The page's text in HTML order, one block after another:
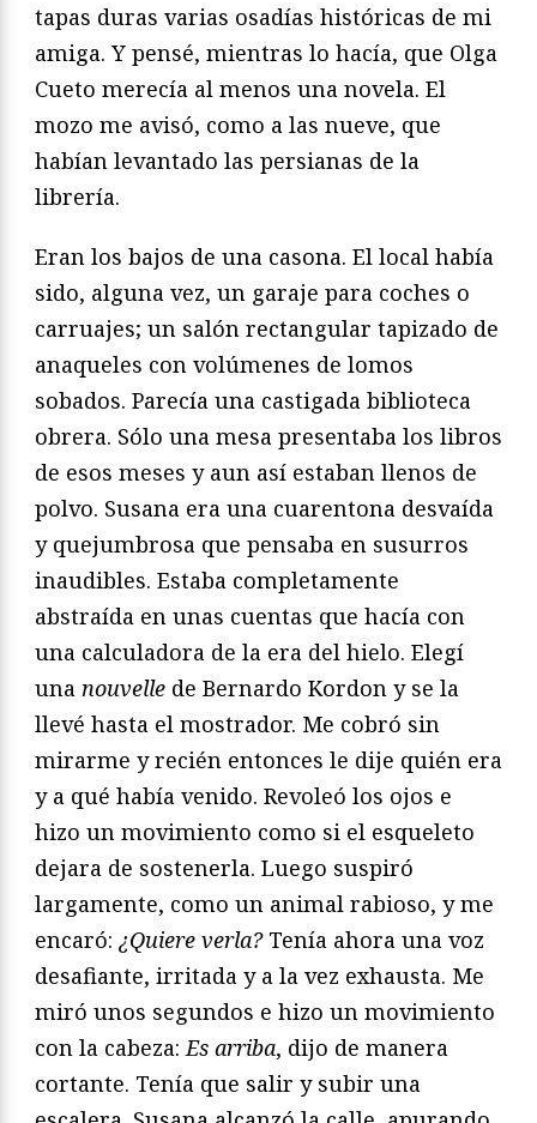
tapas duras varias osadías históricas de mi
amiga. Y pensé, mientras lo hacía, que Olga
Cueto merecía al menos una novela. El
mozo me avisó, como a las nueve, que
habían levantado las persianas de la
librería.
Eran los bajos de una casona. El local había
sido, alguna vez, un garaje para coches o
carruajes; un salón rectangular tapizado de
anaqueles con volúmenes de lomos
sobados. Parecía una castigada biblioteca
obrera. Sólo una mesa presentaba los libros
de esos meses y aun así estaban llenos de
polvo. Susana era una cuarentona desvaída
y quejumbrosa que pensaba en susurros
inaudibles. Estaba completamente
abstraída en unas cuentas que hacía con
una calculadora de la era del hielo. Elegí
una nouvelle de Bernardo Kordon y se la
llevé hasta el mostrador. Me cobró sin
mirarme y recién entonces le dije quién era
y a qué había venido. Revoleó los ojos e
hizo un movimiento como si el esqueleto
dejara de sostenerla. Luego suspiró
largamente, como un animal rabioso, y me
encaró: ¿Quiere verla?Tenía ahora una voz
desafiante, irritada y a la vez exhausta. Me
miró unos segundos e hizo un movimiento
con la cabeza:Es arriba, dijo de manera
cortante. Tenía que salir y subir una